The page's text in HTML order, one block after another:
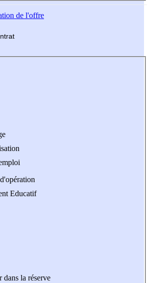
de l'offre
Educatif
dans la réserve